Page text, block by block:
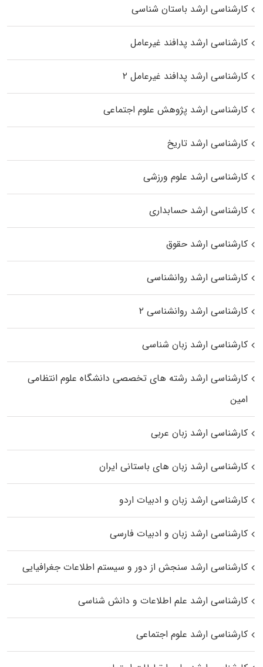
کارشناسی ارشد باستان شناسی
کارشناسی ارشد پدافند غیرعامل
کارشناسی ارشد پدافند غیرعامل ۲
کارشناسی ارشد پژوهش علوم اجتماعی
کارشناسی ارشد تاریخ
کارشناسی ارشد علوم ورزشی
کارشناسی ارشد حسابداری
کارشناسی ارشد حقوق
کارشناسی ارشد روانشناسی
کارشناسی ارشد روانشناسی ۲
کارشناسی ارشد زبان شناسی
کارشناسی ارشد رﺷﺘﻪ ﻫﺎی تخصصی داﻧﺸﮕﺎه ﻋﻠﻮم انتظامی
اﻣﻴﻦ
کارشناسی ارشد زبان عربی
کارشناسی ارشد زبان‌ های باستانی ایران
کارشناسی ارشد زبان و ادبیات اردو
کارشناسی ارشد زبان و ادبیات فارسی
کارشناسی ارشد سنجش از دور و سیستم اطلاعات جغرافیایی
کارشناسی ارشد علم اطلاعات و دانش شناسی
کارشناسی ارشد علوم اجتماعی